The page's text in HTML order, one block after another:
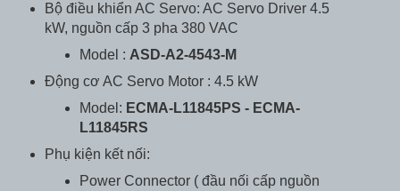
Bộ điều khiển AC Servo: AC Servo Driver 4.5
kW, nguồn cấp 3 pha 380 VAC
Model : ASD-A2-4543-M
Động cơ AC Servo Motor : 4.5 kW
Model: ECMA-L11845PS - ECMA-
L11845RS
Phụ kiện kết nối:
Power Connector ( đầu nối cấp nguồn